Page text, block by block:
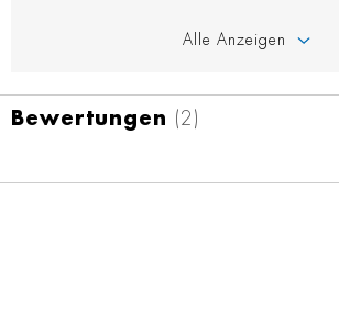
Alle Anzeigen
Bewertungen 2